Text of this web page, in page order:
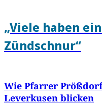
„Viele haben
Zündschnur“
Wie Pfarrer
Leverkusen blicken